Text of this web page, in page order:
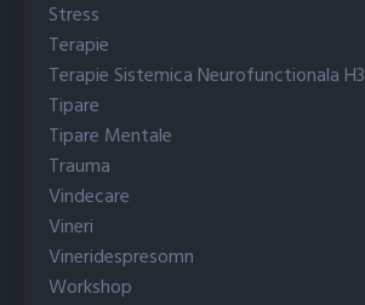
Stress
Terapie
Terapie Sistemica Neurofunctionala H3
Tipare
Tipare Mentale
Trauma
Vindecare
Vineri
Vineridespresomn
Workshop